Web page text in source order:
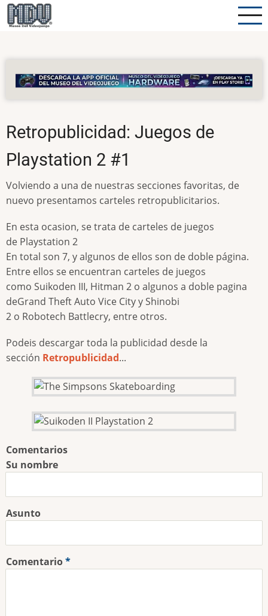
Pasar
al
Retropublicidad: Juegos de
Playstation 2 #1
Volviendo a una de nuestras secciones favoritas, de
nuevo presentamos carteles retropublicitarios.
En esta ocasion, se trata de carteles de juegos
de Playstation 2
En total son 7, y algunos de ellos son de doble página.
Entre ellos se encuentran carteles de juegos
como Suikoden III, Hitman 2 o algunos a doble pagina
deGrand Theft Auto Vice City y Shinobi
2 o Robotech Battlecry, entre otros.
Podeis descargar toda la publicidad desde la
sección Retropublicidad...
Comentarios
Su nombre
Asunto
Comentario